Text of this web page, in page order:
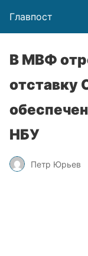
Главпост
В МВФ
отставку
НБУ
Петр Юрьев